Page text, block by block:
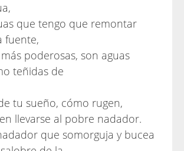
que tengo que remontar
fuente,
poderosas, son aguas
teñidas de
tu sueño, cómo rugen,
llevarse al pobre nadador.
que somorguja y bucea